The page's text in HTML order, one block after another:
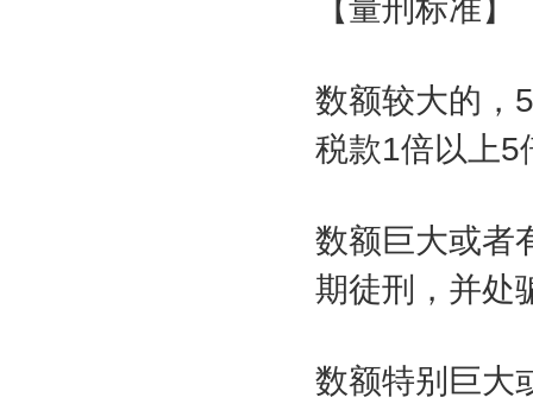
【量刑标准】
数额较大的， 5
税款1倍以上5
数额巨大或者
期徒刑，并处
数额特别巨大